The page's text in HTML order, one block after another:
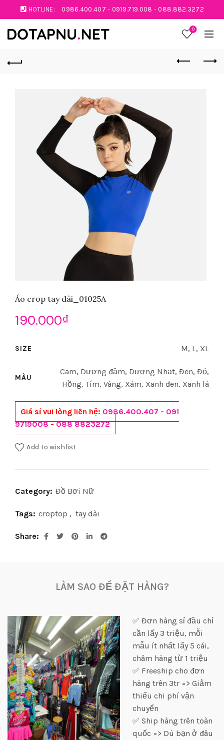
HOTLINE: 0986.400.407 - 0919.719.008 - 088.882.3272
0
Áo crop tay dài_01025A
190.000₫
SIZE M, L, XL
MÀU
Cam, Dương đậm, Dương Nhạt, Đen, Đỏ,
Hồng, Tím, Vàng, Xám, Xanh đen, Xanh lá
Giá sỉ vui lòng liên hệ:0986.400.407 - 091
9719008-088 8823272
Add to wishlist
Category: Đồ Bơi Nữ
Tags: croptop , tay dài
Share
LÀM SAO ĐỂ ĐẶT HÀNG?
✅ Đơn hàng sỉ đầu chỉ
cần lấy 3 triệu, mỗi
mẫu ít nhất lấy 5 cái,
châm hàng từ 1 triệu
✅ Freeship cho đơn
hàng trên 3tr => Giảm
thiểu chi phí vận
chuyển
✅ Ship hàng trên toàn
quốc => Dù bạn ở đâu